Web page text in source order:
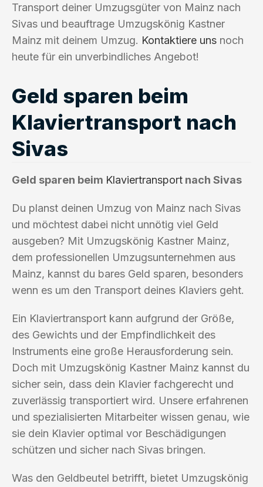
Transport deiner Umzugsgüter von Mainz nach
Sivas und beauftrage Umzugskönig Kastner
Mainz mit deinem Umzug. Kontaktiere uns noch
heute für ein unverbindliches Angebot!
Geld sparen beim
Klaviertransport nach
Sivas
Geld sparen beim Klaviertransport nach Sivas
Du planst deinen Umzug von Mainz nach Sivas
und möchtest dabei nicht unnötig viel Geld
ausgeben? Mit Umzugskönig Kastner Mainz,
dem professionellen Umzugsunternehmen aus
Mainz, kannst du bares Geld sparen, besonders
wenn es um den Transport deines Klaviers geht.
Ein Klaviertransport kann aufgrund der Größe,
des Gewichts und der Empfindlichkeit des
Instruments eine große Herausforderung sein.
Doch mit Umzugskönig Kastner Mainz kannst du
sicher sein, dass dein Klavier fachgerecht und
zuverlässig transportiert wird. Unsere erfahrenen
und spezialisierten Mitarbeiter wissen genau, wie
sie dein Klavier optimal vor Beschädigungen
schützen und sicher nach Sivas bringen.
Was den Geldbeutel betrifft, bietet Umzugskönig